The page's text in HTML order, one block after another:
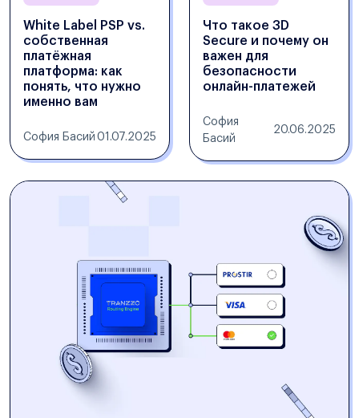
White Label PSP vs.
собственная
платёжная
платформа: как
понять, что нужно
именно вам
София Басий 01.07.2025
Что такое 3D
Secure и почему он
важен для
безопасности
онлайн-платежей
София
Басий
20.06.2025